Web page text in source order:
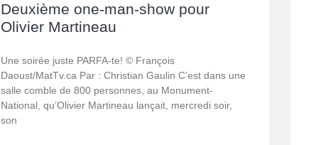
Deuxième one-man-show pour
Olivier Martineau
Une soirée juste PARFA-te! © François
Daoust/MatTv.ca Par : Christian Gaulin C’est dans une
salle comble de 800 personnes, au Monument-
National, qu’Olivier Martineau lançait, mercredi soir,
son